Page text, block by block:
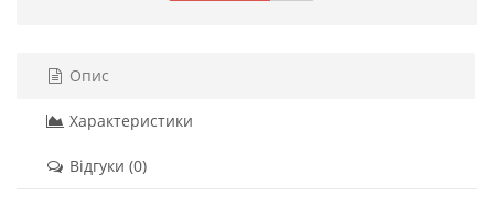
Опис
Характеристики
Відгуки (0)